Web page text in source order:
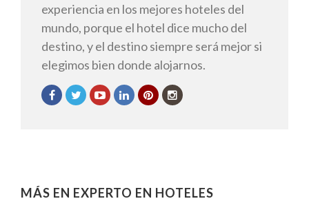
experiencia en los mejores hoteles del
mundo, porque el hotel dice mucho del
destino, y el destino siempre será mejor si
elegimos bien donde alojarnos.
MÁS EN EXPERTO EN HOTELES